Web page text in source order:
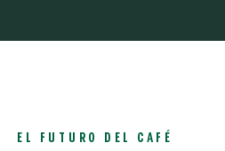
EL FUTURO DEL CAFÉ